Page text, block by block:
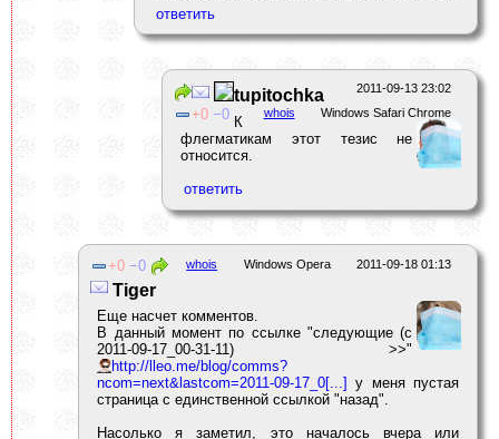
2011-09-13 23:02
Windows Safari Chrome
whois
0 0
tupitochka
К
флегматикам этот тезис не
относится.
2011-09-18 01:13
Windows Opera
whois
0 0
Tiger
Еще насчет комментов.
В данный момент по ссылке "следующие (c
2011-09-17_00-31-11) >>"
http://lleo.me/blog/comms?
ncom=next&lastcom=2011-09-17_0[...] у меня пустая
страница с единственной ссылкой "назад".
Насолько я заметил, это началось вчера или